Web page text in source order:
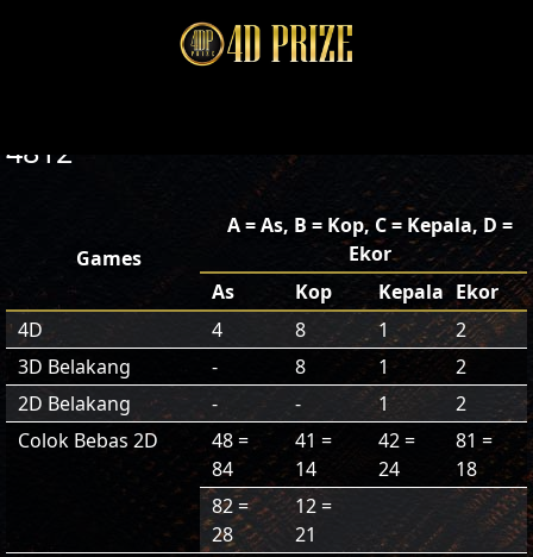
4812
Games
A = As, B = Kop, C = Kepala, D =
Ekor
As
Kop Kepala Ekor
4D
4 8 1
2
3D Belakang
- 8 1
2
2D Belakang
- - 1
2
Colok Bebas 2D
48 =
84
41 =
14
42 =
24
81 =
18
82 =
28
12 =
21